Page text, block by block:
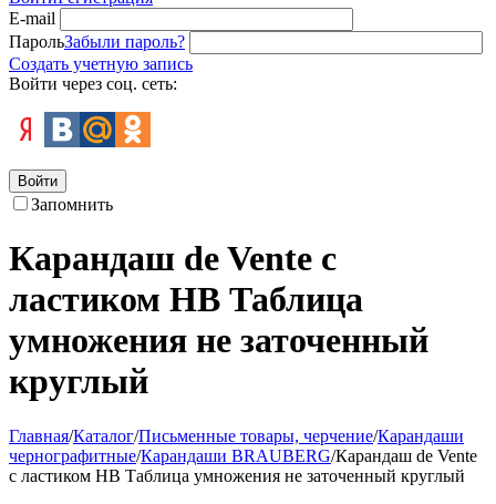
E-mail
ПарольЗабыли пароль?
Создать учетную запись
Войти через соц. сеть:
Войти
Запомнить
Карандаш de Vente с
ластиком НВ Таблица
умножения не заточенный
круглый
Главная/Каталог/Письменные товары, черчение/Карандаши
чернографитные/Карандаши BRAUBERG/Карандаш de Vente
с ластиком НВ Таблица умножения не заточенный круглый